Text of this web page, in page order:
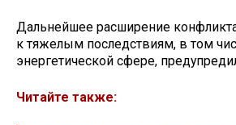
Дальнейшее расширение
к тяжелым последствиям, в том
энергетической сфере,
Читайте также: